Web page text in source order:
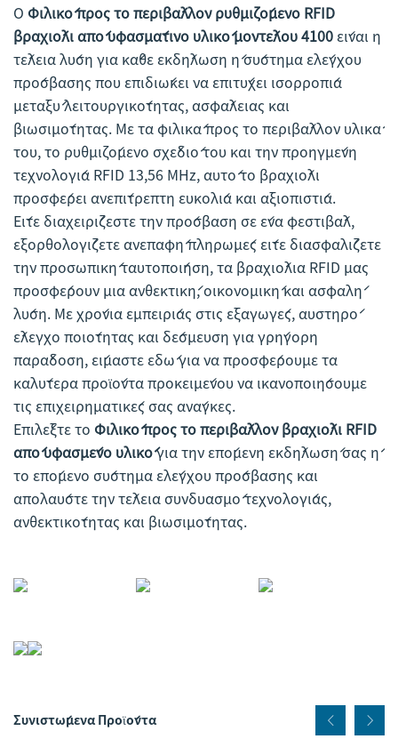
Ο Φιλικό προς το περιβάλλον ρυθμιζόμενο RFID
βραχιόλι από υφασμάτινο υλικό μοντέλου 4100είναι η
τέλεια λύση για κάθε εκδήλωση ή σύστημα ελέγχου
πρόσβασης που επιδιώκει να επιτύχει ισορροπία
μεταξύ λειτουργικότητας, ασφάλειας και
βιωσιμότητας. Με τα φιλικά προς το περιβάλλον υλικά
του, το ρυθμιζόμενο σχέδιό του και την προηγμένη
τεχνολογία RFID 13,56 MHz, αυτό το βραχιόλι
προσφέρει ανεπίτρεπτη ευκολία και αξιοπιστία.
Είτε διαχειρίζεστε την πρόσβαση σε ένα φεστιβάλ,
εξορθολογίζετε ανεπαφή πληρωμές είτε διασφαλίζετε
την προσωπική ταυτοποίηση, τα βραχιόλια RFID μας
προσφέρουν μια ανθεκτική, οικονομική και ασφαλή
λύση. Με χρόνια εμπειρίας στις εξαγωγές, αυστηρό
έλεγχο ποιότητας και δέσμευση για γρήγορη
παράδοση, είμαστε εδώ για να προσφέρουμε τα
καλύτερα προϊόντα προκειμένου να ικανοποιήσουμε
τις επιχειρηματικές σας ανάγκες.
Επιλέξτε το Φιλικό προς το περιβάλλον βραχιόλι RFID
από υφασμένο υλικόγια την επόμενη εκδήλωσή σας ή
το επόμενο σύστημα ελέγχου πρόσβασης και
απολαύστε την τέλεια συνδυασμό τεχνολογίας,
ανθεκτικότητας και βιωσιμότητας.
Συνιστώμενα Προϊόντα